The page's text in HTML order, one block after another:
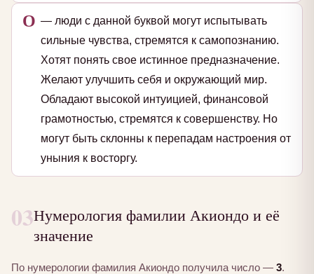
О — люди с данной буквой могут испытывать
сильные чувства, стремятся к самопознанию.
Хотят понять свое истинное предназначение.
Желают улучшить себя и окружающий мир.
Обладают высокой интуицией, финансовой
грамотностью, стремятся к совершенству. Но
могут быть склонны к перепадам настроения от
уныния к восторгу.
03Нумерология фамилии Акиондо и её
значение
По нумерологии фамилия Акиондо получила число — 3.